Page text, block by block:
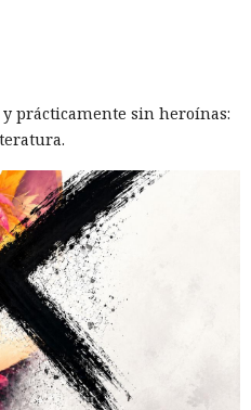
prácticamente sin heroínas: